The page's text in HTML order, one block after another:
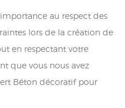
au respect des
lors de la création de
en respectant votre
que vous nous avez
Béton décoratif pour